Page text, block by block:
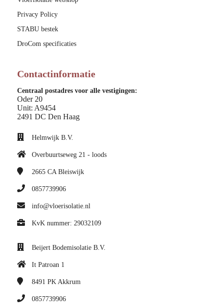
Privacy Policy
STABU bestek
DroCom specificaties
Contactinformatie
Centraal postadres voor alle vestigingen:
Oder 20
Unit: A9454
2491 DC Den Haag
Helmwijk B.V.
Overbuurtseweg 21 - loods
2665 CA Bleiswijk
0857739906
info@vloerisolatie.nl
KvK nummer: 29032109
Beijert Bodemisolatie B.V.
It Patroan 1
8491 PK Akkrum
0857739906